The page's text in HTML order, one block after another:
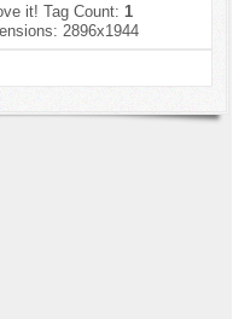
it! Tag Count:1
2896x1944